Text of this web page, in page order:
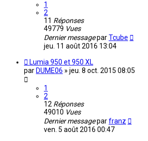
1
2
11 Réponses
49779 Vues
Dernier messageparTcube
jeu. 11 août 2016 13:04
Lumia 950 et 950 XL
par DUME06 » jeu. 8 oct. 2015 08:05
1
2
12 Réponses
49010 Vues
Dernier messageparfranz
ven. 5 août 2016 00:47